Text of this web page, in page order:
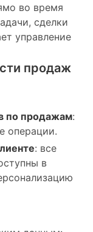
во время
сделки
управление
продаж
по продажам:
операции.
: все
в